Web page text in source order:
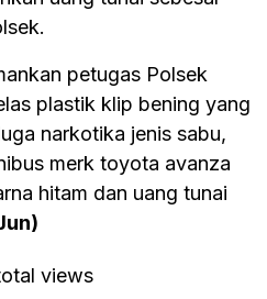
petugas Polsek
plastik klip bening yang
narkotika jenis sabu,
merk toyota avanza
hitam dan uang tunai
views